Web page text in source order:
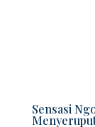
Sensasi